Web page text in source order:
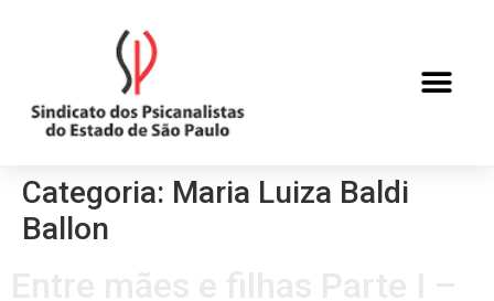
Categoria: Maria Luiza Baldi
Ballon